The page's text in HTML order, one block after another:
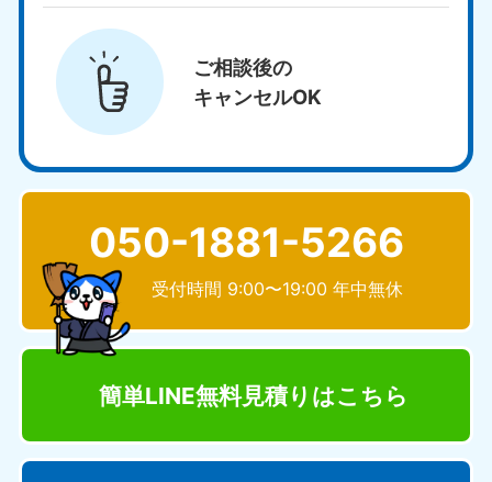
ご相談後の
キャンセルOK
050-1881-5266
受付時間 9:00〜19:00 年中無休
簡単LINE無料見積り はこちら